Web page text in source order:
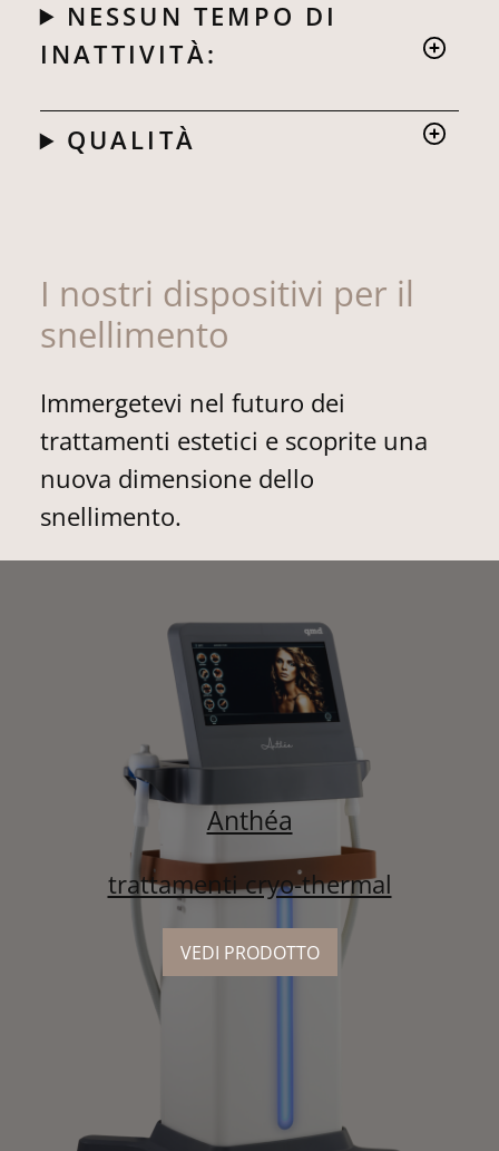
NESSUN TEMPO DI
INATTIVITÀ:
QUALITÀ
I nostri dispositivi per il
snellimento
Immergetevi nel futuro dei
trattamenti estetici e scoprite una
nuova dimensione dello
snellimento.
Anthéa
trattamenti cryo-thermal
VEDI PRODOTTO